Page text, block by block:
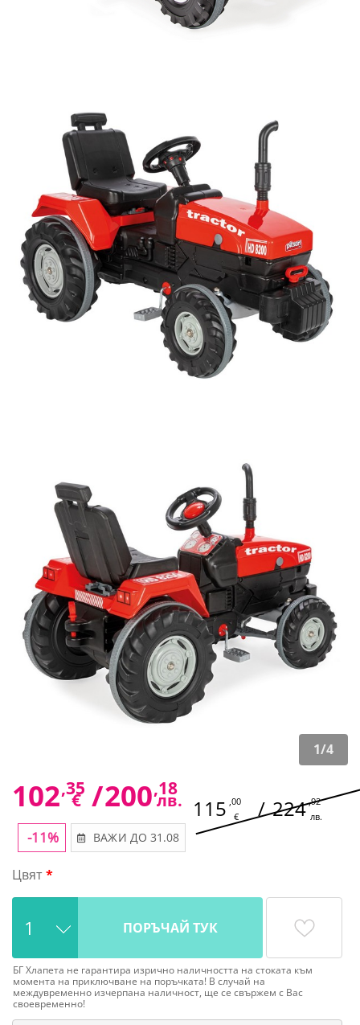
1/4
102,35
€ /200,18
лв. 115 ,00
€
/224 ,92
лв.
-11% ВАЖИ ДО 31.08
Цвят
ПОРЪЧАЙ ТУК
БГ Хлапета не гарантира изрично наличността на стоката към
момента на приключване на поръчката! В случай на
междувременно изчерпана наличност, ще се свържем с Вас
своевременно!